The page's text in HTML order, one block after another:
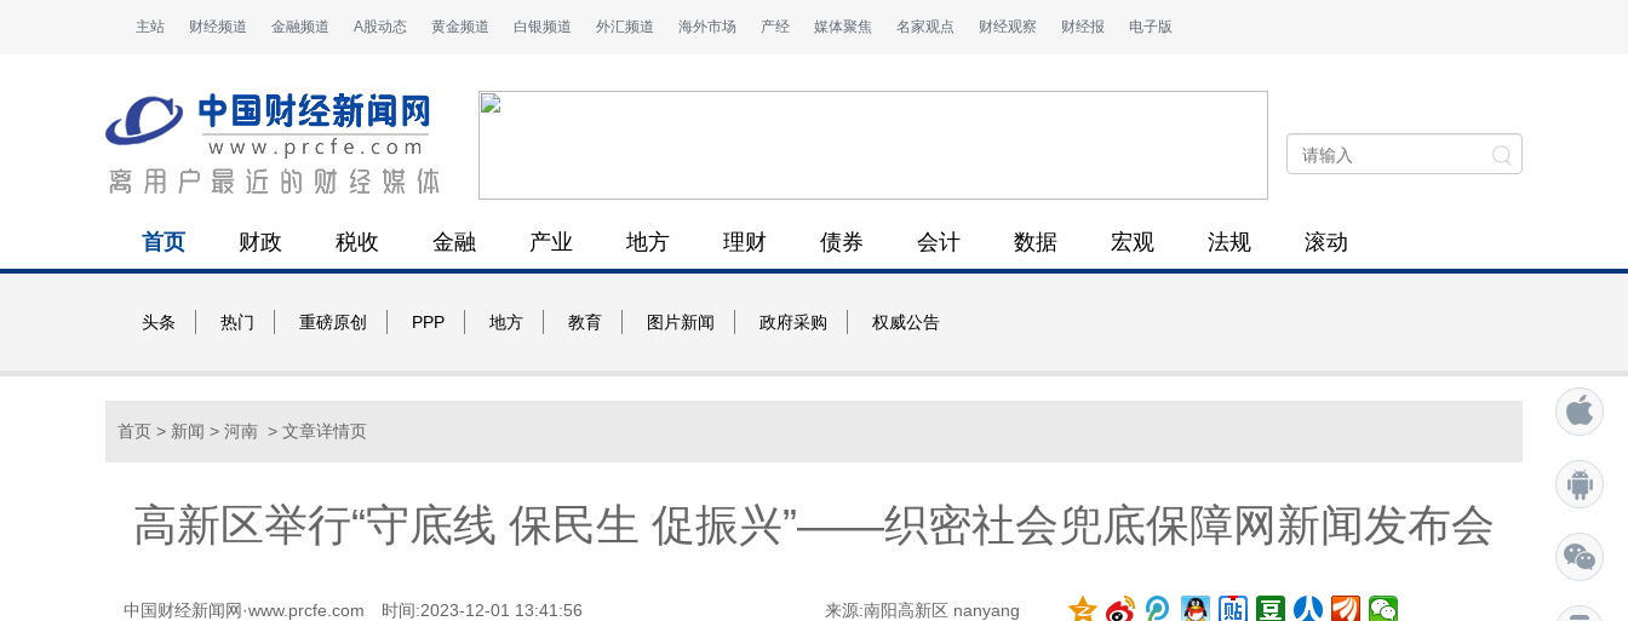
主站 财经频道 金融频道 A股动态 黄金频道 白银频道 外汇频道 海外市场 产经 媒体聚焦 名家观点 财经观察 财经报 电子版
首页 财政 税收 金融 产业 地方 理财 债券 会计 数据 宏观 法规 滚动
头条 热门 重磅原创 PPP 地方 教育 图片新闻 政府采购 权威公告
首页 > 新闻 > 河南 > 文章详情页
高新区举行“守底线 保民生 促振兴”——织密社会兜底保障网新闻发布会
中国财经新闻网·www.prcfe.com 时间:2023-12-01 13:41:56 来源:南阳高新区 nanyang